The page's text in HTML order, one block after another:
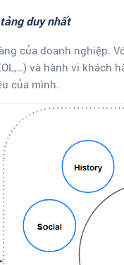
duy nhất
của doanh nghiệp.
và hành vi khách
của mình.